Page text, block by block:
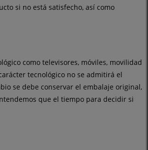
si no está satisfecho, así como
como televisores, móviles, movilidad
tecnológico no se admitirá el
se debe conservar el embalaje original,
que el tiempo para decidir si